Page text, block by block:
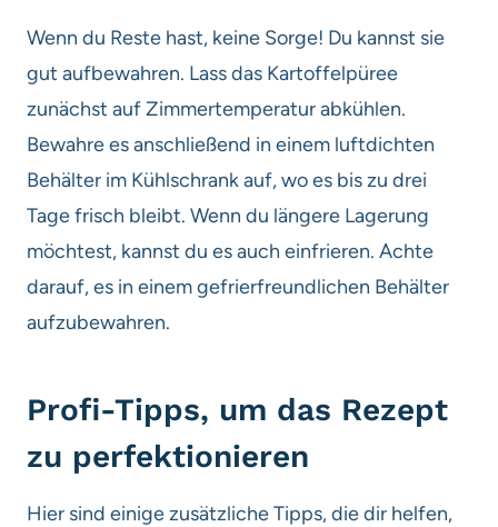
Wenn du Reste hast, keine Sorge! Du kannst sie
gut aufbewahren. Lass das Kartoffelpüree
zunächst auf Zimmertemperatur abkühlen.
Bewahre es anschließend in einem luftdichten
Behälter im Kühlschrank auf, wo es bis zu drei
Tage frisch bleibt. Wenn du längere Lagerung
möchtest, kannst du es auch einfrieren. Achte
darauf, es in einem gefrierfreundlichen Behälter
aufzubewahren.
Profi-Tipps, um das Rezept
zu perfektionieren
Hier sind einige zusätzliche Tipps, die dir helfen,